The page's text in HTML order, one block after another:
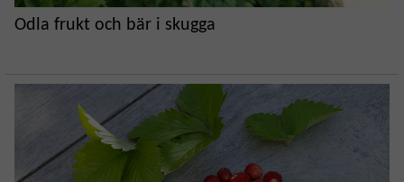
Odla frukt och bär i skugga